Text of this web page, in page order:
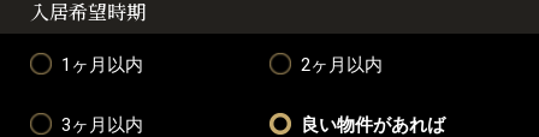
入居希望時期
1ヶ月以内 2ヶ月以内
3ヶ月以内 良い物件があれば